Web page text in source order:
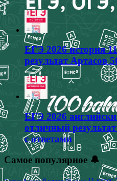
ЕГЭ 2026 история
результат Артасов
ЕГЭ 2026
отличный
с ответами
Самое популярное 🔔